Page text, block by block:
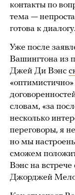
контакты по
тема —
готова к диалогу.
Уже после
Вашингтона из
Джей Ди Вэнс
словам, «за
несколько
переговоры, я
но мы
сможем
Вэнс на
Джорджей